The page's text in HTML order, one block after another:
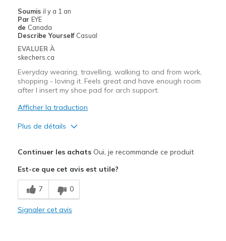
Travel
Width
Sizing
View On Shoes
I'm Into Shoes
Soumis il y a 1 an
Par EYE
de Canada
Describe Yourself Casual
EVALUER À
skechers.ca
Everyday wearing, travelling, walking to and from work,
shopping - loving it. Feels great and have enough room
after I insert my shoe pad for arch support.
Afficher la traduction
Plus de détails
Breathe Well
Comfortable
Continuer les achatsOui, je recommande ce produit
Est-ce que cet avis est utile?
7 0
Signaler cet avis